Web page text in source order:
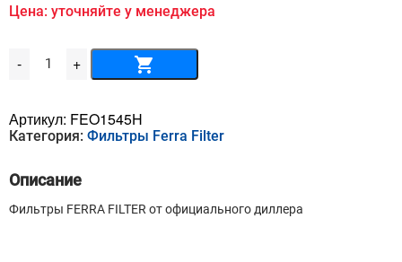
Цена: уточняйте у менеджера
- Количество
товара
Гидравлический
FERRA
FILTER
-
+
Артикул: FEO1545H
Категория: Фильтры Ferra Filter
Описание
Фильтры FERRA FILTER от официального диллера